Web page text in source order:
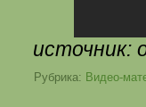
источник:
Рубрика: Видео-